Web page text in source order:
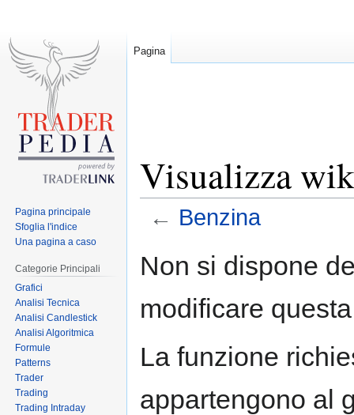
Visualizza
← Benzina
toto
Non si dispone
modificare
La funzione
appartengono al
Pagina
Pagina principale
Sfoglia l'indice
Una pagina a caso
Categorie Principali
Grafici
Analisi Tecnica
Analisi Candlestick
Analisi Algoritmica
Formule
Patterns
Trader
Trading
Trading Intraday